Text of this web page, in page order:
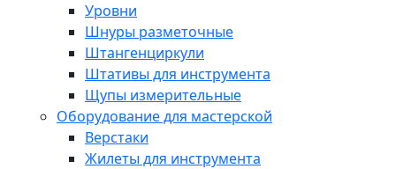
Уровни
Шнуры разметочные
Штангенциркули
Штативы для инструмента
Щупы измерительные
Оборудование для мастерской
Верстаки
Жилеты для инструмента